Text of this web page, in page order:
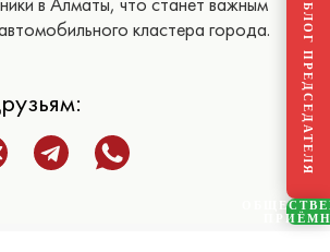
кластера города.
БЛОГ ПРЕДСЕДАТЕЛЯ